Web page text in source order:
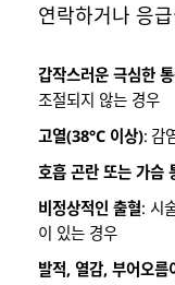
연락하거나 응
갑작스러운 극심한
조절되지 않는 경우
고열(38°C 이상): 감
호흡 곤란 또는 가슴
비정상적인 출혈: 시
이 있는 경우
발적, 열감, 부어오름